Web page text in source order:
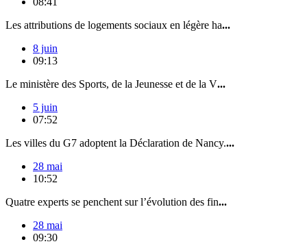
Les attributions de logements sociaux en légère ha...
8 juin
09:13
Le ministère des Sports, de la Jeunesse et de la V...
5 juin
07:52
Les villes du G7 adoptent la Déclaration de Nancy....
28 mai
10:52
Quatre experts se penchent sur l’évolution des fin...
28 mai
09:30